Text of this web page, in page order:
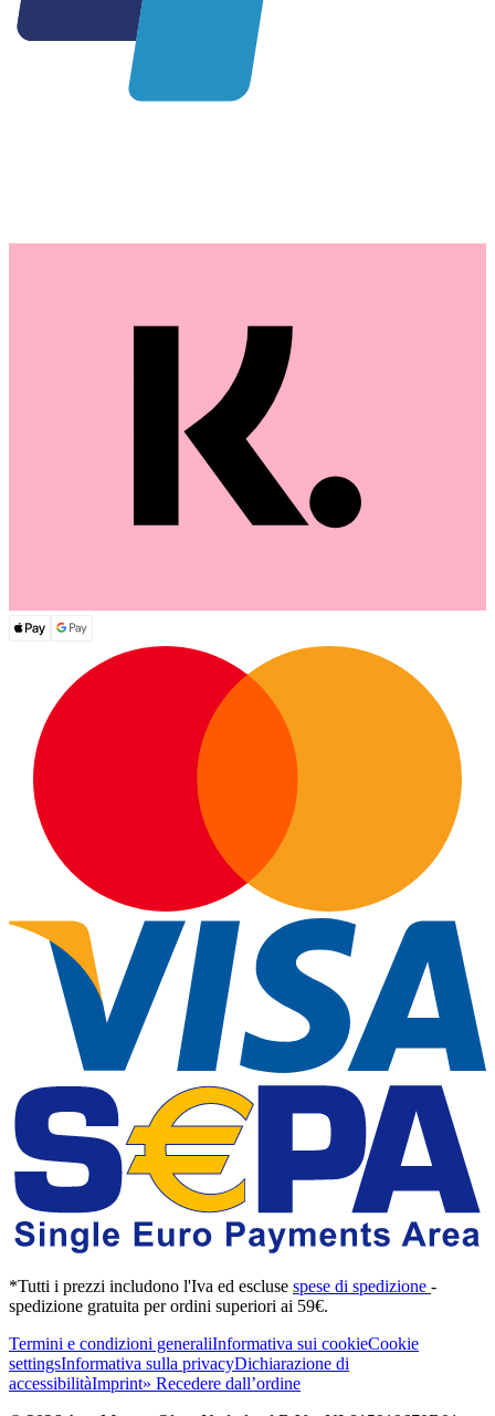
*Tutti i prezzi includono l'Iva ed escluse spese di spedizione -
spedizione gratuita per ordini superiori ai 59€.
Termini e condizioni generaliInformativa sui cookieCookie
settingsInformativa sulla privacyDichiarazione di
accessibilitàImprint» Recedere dall’ordine